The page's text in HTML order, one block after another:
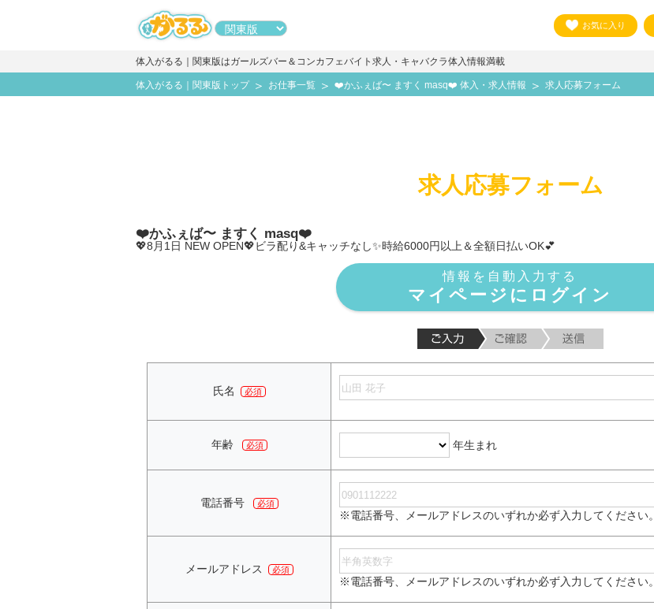
お気に入り
体入がるる｜関東版はガールズバー＆コンカフェバイト求人・キャバクラ体入情報満載
体入がるる｜関東版トップ お仕事一覧 ❤️かふぇば〜 ますく masq❤️ 体入・求人情報 求人応募フォーム
求人応募フォーム
❤️かふぇば〜 ますく masq❤️
💖8月1日 NEW OPEN💖ビラ配り&キャッチなし✨時給6000円以上＆全額日払いOK💕
情報を自動入力する
マイページにログイン
氏名 必須
年齢 必須 年生まれ
電話番号 必須
※電話番号、メールアドレスのいずれか必ず入力してください。
メールアドレス 必須
※電話番号、メールアドレスのいずれか必ず入力してください。